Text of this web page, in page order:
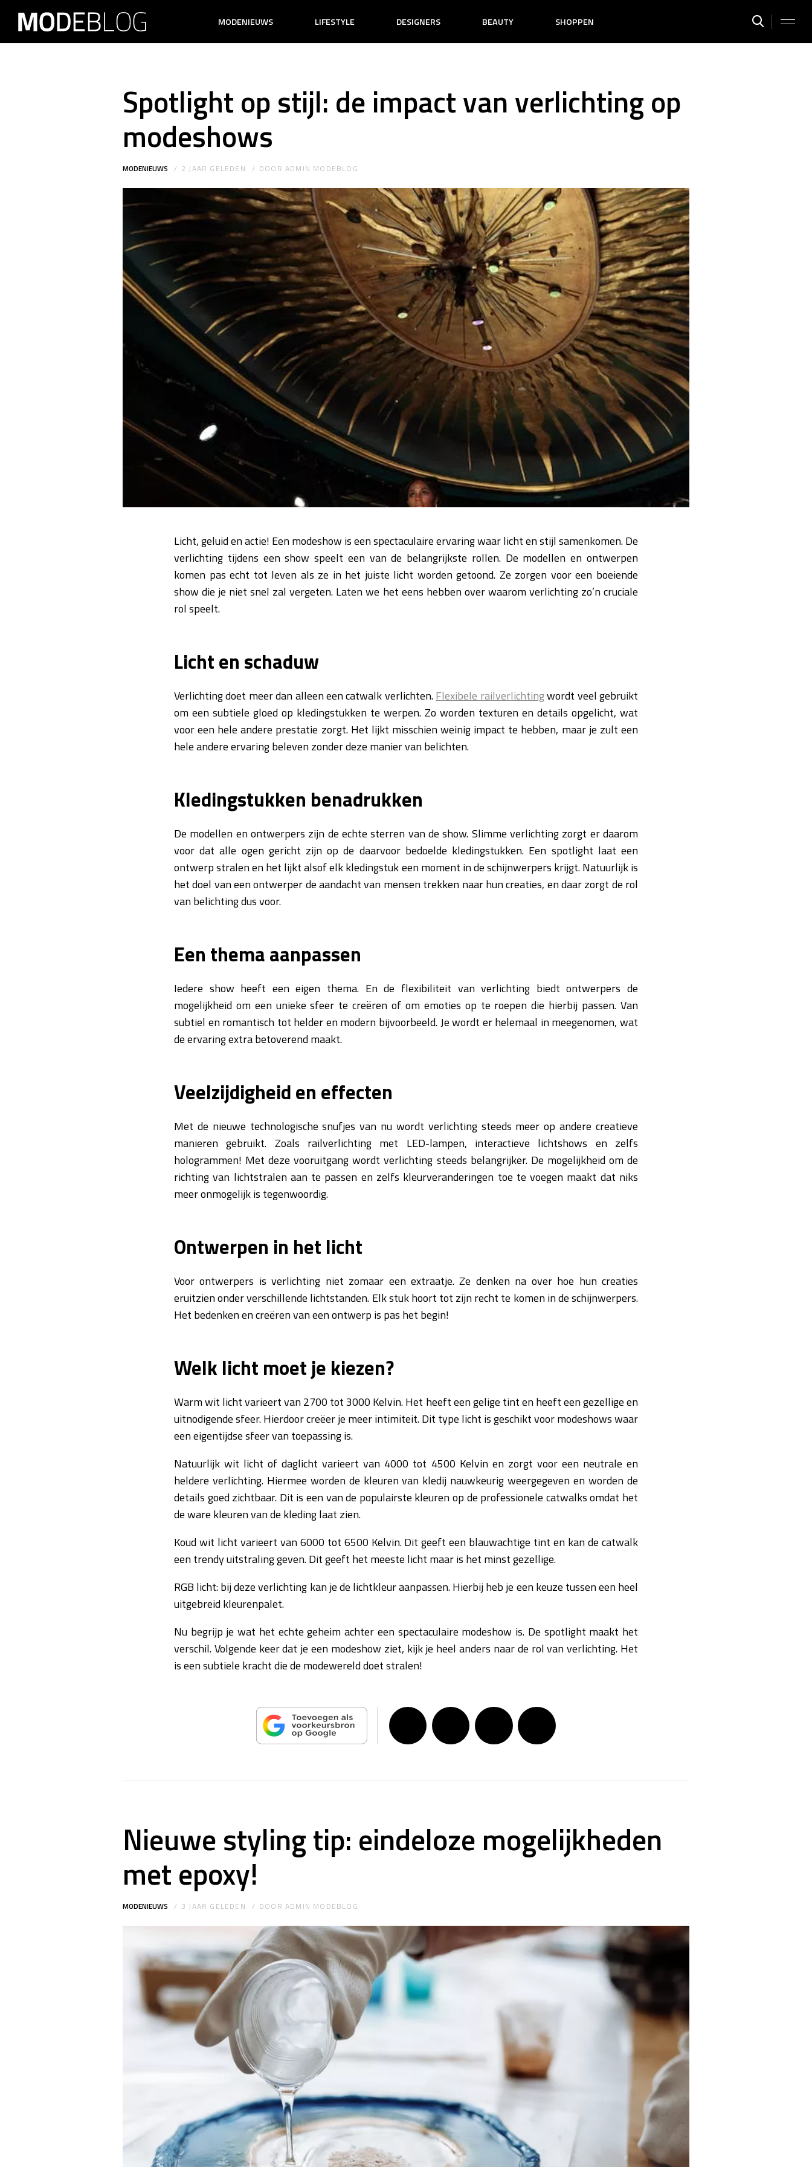
MODENIEUWS LIFESTYLE DESIGNERS BEAUTY SHOPPEN
Spotlight op stijl: de impact van verlichting op
modeshows
MODENIEUWS 2 JAAR GELEDEN DOORADMIN MODEBLOG
Licht, geluid en actie! Een modeshow is een spectaculaire ervaring waar licht en stijl samenkomen. De
verlichting tijdens een show speelt een van de belangrijkste rollen. De modellen en ontwerpen
komen pas echt tot leven als ze in het juiste licht worden getoond. Ze zorgen voor een boeiende
show die je niet snel zal vergeten. Laten we het eens hebben over waarom verlichting zo’n cruciale
rol speelt.
Licht en schaduw
Verlichting doet meer dan alleen een catwalk verlichten.Flexibele railverlichtingwordt veel gebruikt
om een subtiele gloed op kledingstukken te werpen. Zo worden texturen en details opgelicht, wat
voor een hele andere prestatie zorgt. Het lijkt misschien weinig impact te hebben, maar je zult een
hele andere ervaring beleven zonder deze manier van belichten.
Kledingstukken benadrukken
De modellen en ontwerpers zijn de echte sterren van de show. Slimme verlichting zorgt er daarom
voor dat alle ogen gericht zijn op de daarvoor bedoelde kledingstukken. Een spotlight laat een
ontwerp stralen en het lijkt alsof elk kledingstuk een moment in de schijnwerpers krijgt. Natuurlijk is
het doel van een ontwerper de aandacht van mensen trekken naar hun creaties, en daar zorgt de rol
van belichting dus voor.
Een thema aanpassen
Iedere show heeft een eigen thema. En de flexibiliteit van verlichting biedt ontwerpers de
mogelijkheid om een unieke sfeer te creëren of om emoties op te roepen die hierbij passen. Van
subtiel en romantisch tot helder en modern bijvoorbeeld. Je wordt er helemaal in meegenomen, wat
de ervaring extra betoverend maakt.
Veelzijdigheid en effecten
Met de nieuwe technologische snufjes van nu wordt verlichting steeds meer op andere creatieve
manieren gebruikt. Zoals railverlichting met LED-lampen, interactieve lichtshows en zelfs
hologrammen! Met deze vooruitgang wordt verlichting steeds belangrijker. De mogelijkheid om de
richting van lichtstralen aan te passen en zelfs kleurveranderingen toe te voegen maakt dat niks
meer onmogelijk is tegenwoordig.
Ontwerpen in het licht
Voor ontwerpers is verlichting niet zomaar een extraatje. Ze denken na over hoe hun creaties
eruitzien onder verschillende lichtstanden. Elk stuk hoort tot zijn recht te komen in de schijnwerpers.
Het bedenken en creëren van een ontwerp is pas het begin!
Welk licht moet je kiezen?
Warm wit licht varieert van 2700 tot 3000 Kelvin. Het heeft een gelige tint en heeft een gezellige en
uitnodigende sfeer. Hierdoor creëer je meer intimiteit. Dit type licht is geschikt voor modeshows waar
een eigentijdse sfeer van toepassing is.
Natuurlijk wit licht of daglicht varieert van 4000 tot 4500 Kelvin en zorgt voor een neutrale en
heldere verlichting. Hiermee worden de kleuren van kledij nauwkeurig weergegeven en worden de
details goed zichtbaar. Dit is een van de populairste kleuren op de professionele catwalks omdat het
de ware kleuren van de kleding laat zien.
Koud wit licht varieert van 6000 tot 6500 Kelvin. Dit geeft een blauwachtige tint en kan de catwalk
een trendy uitstraling geven. Dit geeft het meeste licht maar is het minst gezellige.
RGB licht: bij deze verlichting kan je de lichtkleur aanpassen. Hierbij heb je een keuze tussen een heel
uitgebreid kleurenpalet.
Nu begrijp je wat het echte geheim achter een spectaculaire modeshow is. De spotlight maakt het
verschil. Volgende keer dat je een modeshow ziet, kijk je heel anders naar de rol van verlichting. Het
is een subtiele kracht die de modewereld doet stralen!
Nieuwe styling tip: eindeloze mogelijkheden
met epoxy!
MODENIEUWS 3 JAAR GELEDEN DOORADMIN MODEBLOG